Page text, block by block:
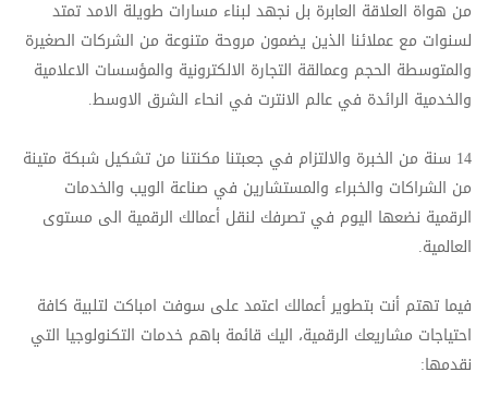
من هواة العلاقة العابرة بل نجهد لبناء مسارات طويلة الامد تمتد
لسنوات مع عملائنا الذين يضمون مروحة متنوعة من الشركات الصغيرة
والمتوسطة الحجم وعمالقة التجارة الالكترونية والمؤسسات الاعلامية
والخدمية الرائدة في عالم الانترت في انحاء الشرق الاوسط.
14 سنة من الخبرة والالتزام في جعبتنا مكنتنا من تشكيل شبكة متينة
من الشراكات والخبراء والمستشارين في صناعة الويب والخدمات
الرقمية نضعها اليوم في تصرفك لنقل أعمالك الرقمية الى مستوى
العالمية.
فيما تهتم أنت بتطوير أعمالك اعتمد على سوفت امباكت لتلبية كافة
احتياجات مشاريعك الرقمية، اليك قائمة باهم خدمات التكنولوجيا التي
نقدمها: